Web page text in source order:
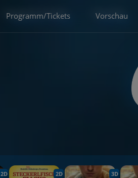
Programm/Tickets Vorschau
2D 2D
3D